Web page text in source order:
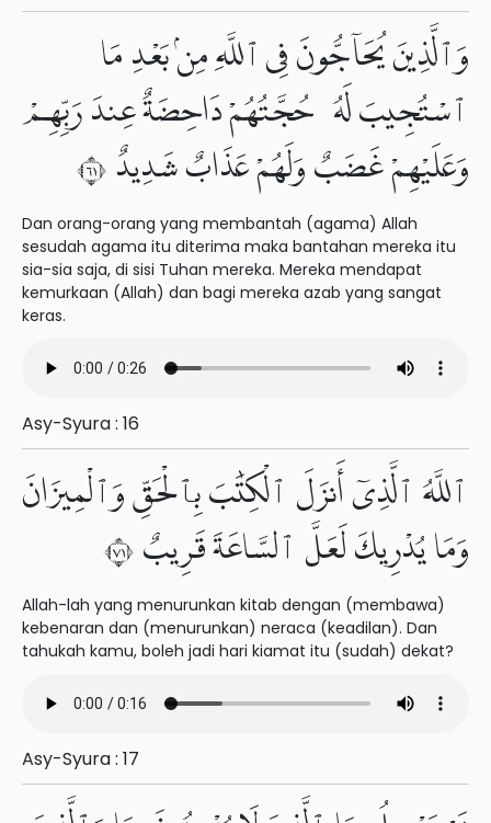
وَٱلَّذِينَ يُحَآجُّونَ فِى ٱللَّهِ مِنۢ بَعْدِ مَا
ٱسْتُجِيبَ لَهُۥ حُجَّتُهُمْ دَاحِضَةٌ عِندَ رَبِّهِمْ
وَعَلَيْهِمْ غَضَبٌ وَلَهُمْ عَذَابٌ شَدِيدٌ ١٦
Dan orang-orang yang membantah (agama) Allah
sesudah agama itu diterima maka bantahan mereka itu
sia-sia saja, di sisi Tuhan mereka. Mereka mendapat
kemurkaan (Allah) dan bagi mereka azab yang sangat
keras.
Asy-Syura : 16
ٱللَّهُ ٱلَّذِىٓ أَنزَلَ ٱلْكِتَٰبَ بِٱلْحَقِّ وَٱلْمِيزَانَ
وَمَا يُدْرِيكَ لَعَلَّ ٱلسَّاعَةَ قَرِيبٌ ١٧
Allah-lah yang menurunkan kitab dengan (membawa)
kebenaran dan (menurunkan) neraca (keadilan). Dan
tahukah kamu, boleh jadi hari kiamat itu (sudah) dekat?
Asy-Syura : 17